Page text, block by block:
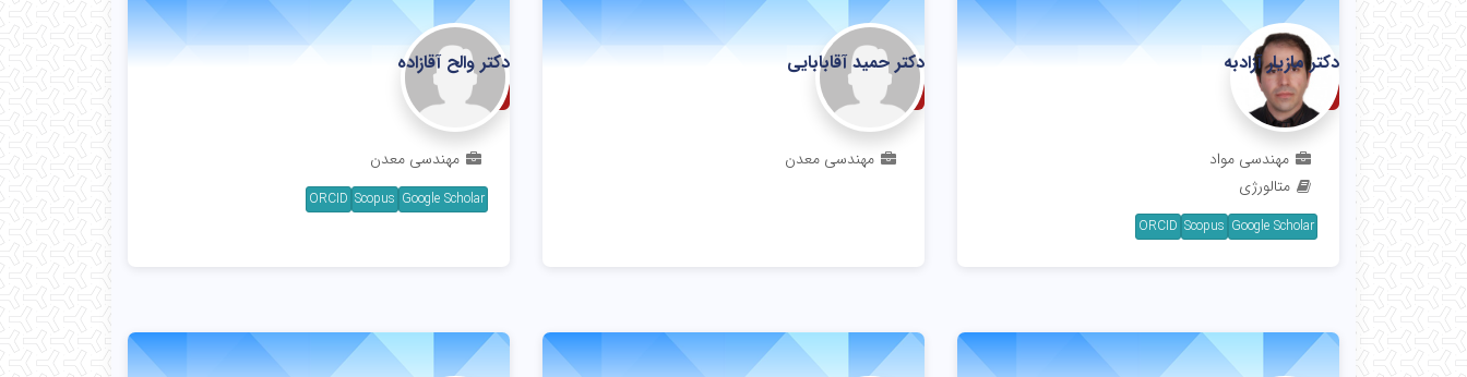
دکتر مازیار آزادبه
استاد
مهندسی مواد
متالورژی
Google Scholar
Scopus
ORCID
دکتر حمید آقابابایی
دانشیار
مهندسی معدن
دکتر والح آقازاده
استاد
مهندسی معدن
Google Scholar
Scopus
ORCID